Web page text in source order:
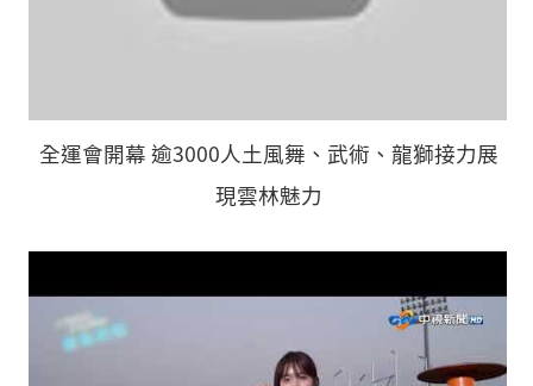
全運會開幕 逾3000人土風舞、武術、龍獅接力展
現雲林魅力